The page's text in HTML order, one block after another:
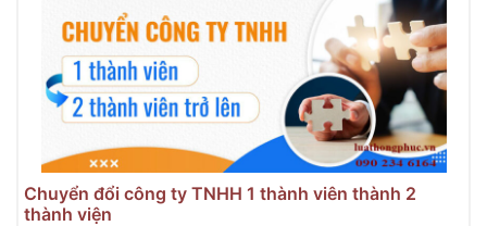
Chuyển đổi công ty TNHH 1 thành viên thành 2
thành viện